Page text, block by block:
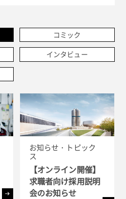
コミック
インタビュー
お知らせ・トピック
ス
【オンライン開催】
求職者向け採用説明
会のお知らせ